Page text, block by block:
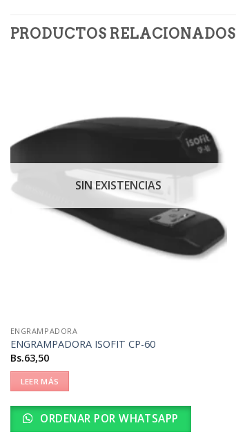
PRODUCTOS RELACIONADOS
SIN EXISTENCIAS
ENGRAMPADORA
ENGRAMPADORA ISOFIT CP-60
Bs.63,50
LEER MÁS
ORDENAR POR WHATSAPP